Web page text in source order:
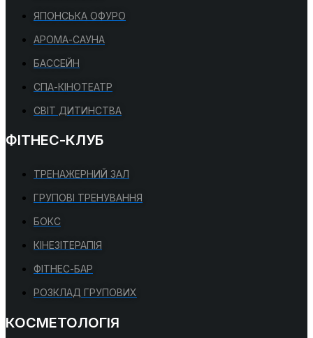
ЯПОНСЬКА ОФУРО
АРОМА-САУНА
БАССЕЙН
СПА-КІНОТЕАТР
СВІТ ДИТИНСТВА
ФІТНЕС-КЛУБ
ТРЕНАЖЕРНИЙ ЗАЛ
ГРУПОВІ ТРЕНУВАННЯ
БОКС
КІНЕЗІТЕРАПІЯ
ФІТНЕС-БАР
РОЗКЛАД ГРУПОВИХ
КОСМЕТОЛОГІЯ